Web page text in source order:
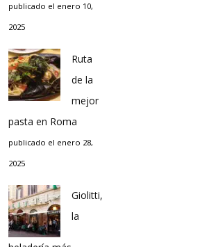
publicado el enero 10,
2025
Ruta
de la
mejor
pasta en Roma
publicado el enero 28,
2025
Giolitti,
la